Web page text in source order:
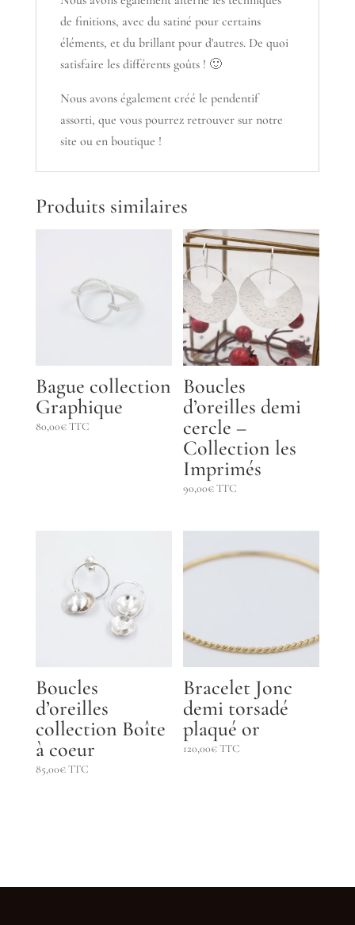
de finitions, avec du satiné pour certains
éléments, et du brillant pour d'autres. De quoi
satisfaire les différents goûts ! 🙂
Nous avons également créé le pendentif
assorti, que vous pourrez retrouver sur notre
site ou en boutique !
Produits similaires
Bague collection
Graphique
80,00€TTC
Boucles
d’oreilles demi
cercle –
Collection les
Imprimés
90,00€TTC
Boucles
d’oreilles
collection Boîte
à coeur
85,00€TTC
Bracelet Jonc
demi torsadé
plaqué or
120,00€TTC